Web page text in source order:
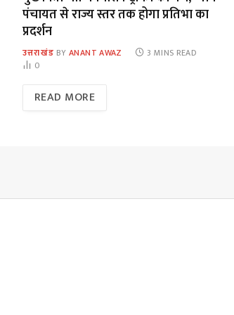
पंचायत से राज्य स्तर तक होगा प्रतिभा का
प्रदर्शन
उत्तराखंड BY ANANT AWAZ
3 MINS READ
0
READ MORE